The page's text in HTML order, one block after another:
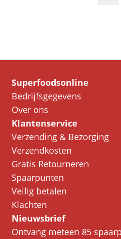
Superfoodsonline
Bedrijfsgegevens
Over ons
Klantenservice
Verzending & Bezorging
Verzendkosten
Gratis Retourneren
Spaarpunten
Veilig betalen
Klachten
Nieuwsbrief
Ontvang meteen 85